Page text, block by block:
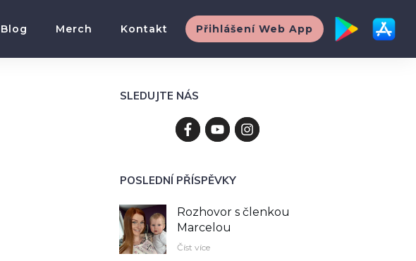
Blog Merch Kontakt Přihlášení Web App
SLEDUJTE NÁS
POSLEDNÍ PŘÍSPĚVKY
Rozhovor s členkou
Marcelou
Číst více